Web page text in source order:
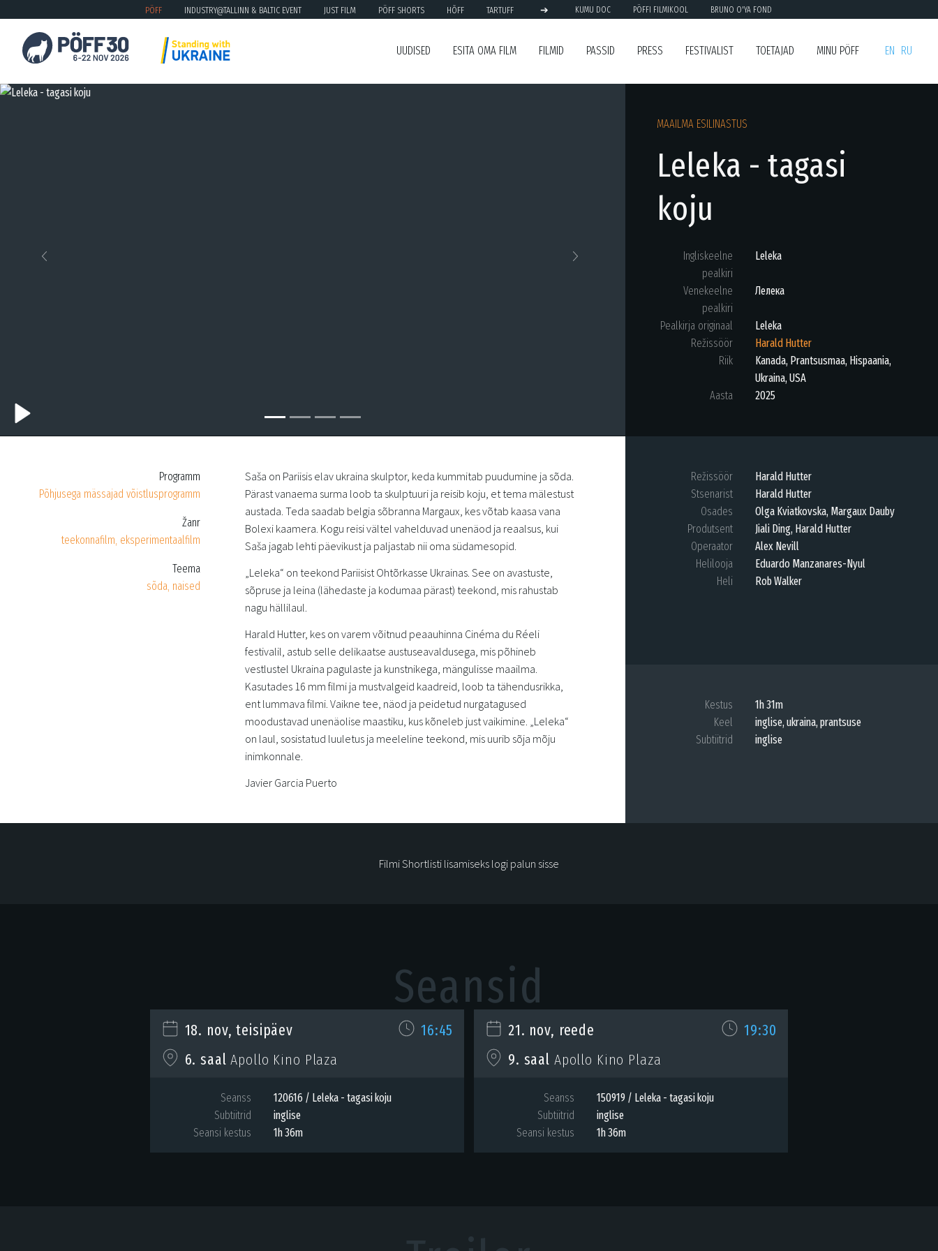
PÖFF INDUSTRY@TALLINN & BALTIC EVENT JUST FILM PÖFF SHORTS HÕFF TARTUFF ➔ KUMU DOC PÖFFI FILMIKOOL BRUNO O'YA FOND
UUDISED ESITA OMA FILM FILMID PASSID PRESS FESTIVALIST TOETAJAD MINU PÖFF EN RU
MAAILMA ESILINASTUS
Leleka - tagasi
koju
Ingliskeelne
pealkiri
Leleka
Venekeelne
pealkiri
Лелека
Pealkirja originaal
Leleka
Režissöör
Harald Hutter
Riik
Kanada, Prantsusmaa, Hispaania,
Ukraina, USA
Aasta
2025
Programm
Põhjusega mässajad võistlusprogramm
Žanr
teekonnafilm, eksperimentaalfilm
Teema
sõda, naised
Saša on Pariisis elav ukraina skulptor, keda kummitab puudumine ja sõda.
Pärast vanaema surma loob ta skulptuuri ja reisib koju, et tema mälestust
austada. Teda saadab belgia sõbranna Margaux, kes võtab kaasa vana
Bolexi kaamera. Kogu reisi vältel vahelduvad unenäod ja reaalsus, kui
Saša jagab lehti päevikust ja paljastab nii oma südamesopid.
„Leleka“ on teekond Pariisist Ohtõrkasse Ukrainas. See on avastuste,
sõpruse ja leina (lähedaste ja kodumaa pärast) teekond, mis rahustab
nagu hällilaul.
Harald Hutter, kes on varem võitnud peaauhinna Cinéma du Réeli
festivalil, astub selle delikaatse austuseavaldusega, mis põhineb
vestlustel Ukraina pagulaste ja kunstnikega, mängulisse maailma.
Kasutades 16 mm filmi ja mustvalgeid kaadreid, loob ta tähendusrikka,
ent lummava filmi. Vaikne tee, näod ja peidetud nurgatagused
moodustavad unenäolise maastiku, kus kõneleb just vaikimine. „Leleka“
on laul, sosistatud luuletus ja meeleline teekond, mis uurib sõja mõju
inimkonnale.
Javier Garcia Puerto
Režissöör
Harald Hutter
Stsenarist
Harald Hutter
Osades
Olga Kviatkovska, Margaux Dauby
Produtsent
Jiali Ding, Harald Hutter
Operaator
Alex Nevill
Helilooja
Eduardo Manzanares-Nyul
Heli
Rob Walker
Kestus
1h 31m
Keel
inglise, ukraina, prantsuse
Subtiitrid
inglise
Filmi Shortlisti lisamiseks logi palun sisse
Seansid
18. nov, teisipäev
16:45
6. saal Apollo Kino Plaza
Seanss
120616 / Leleka - tagasi koju
Subtiitrid
inglise
Seansi kestus
1h 36m
21. nov, reede
19:30
9. saal Apollo Kino Plaza
Seanss
150919 / Leleka - tagasi koju
Subtiitrid
inglise
Seansi kestus
1h 36m